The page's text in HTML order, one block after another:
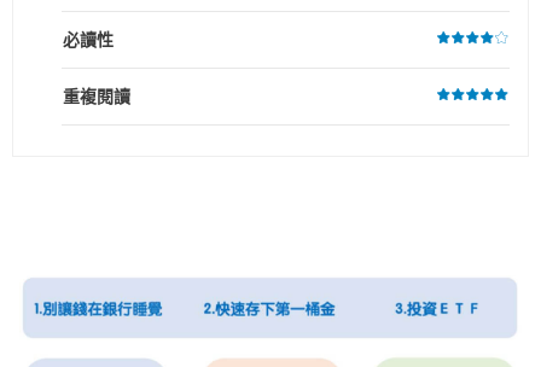
必讀性
重複閱讀